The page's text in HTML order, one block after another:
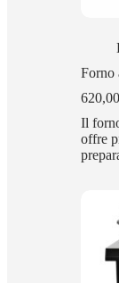
Forno
620,00
Il
offre